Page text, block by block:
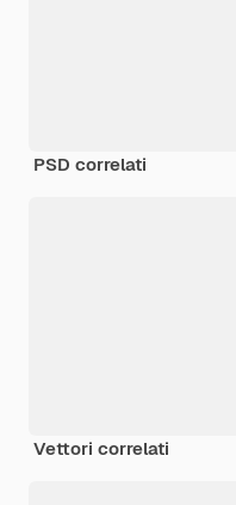
PSD correlati
Vettori correlati